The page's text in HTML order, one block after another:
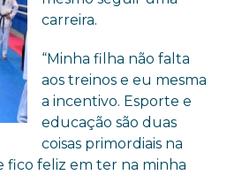
carreira.
“Minha filha não falta
aos treinos e eu mesma
a incentivo. Esporte e
educação são duas
coisas primordiais na
fico feliz em ter na minha